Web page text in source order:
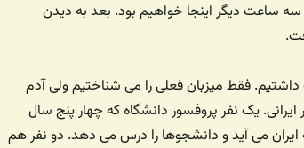
ساعت دیگر اینجا خواهیم بود. بعد به دیدن
فقط میزبان فعلی را می شناختیم ولی آدم
یک نفر پروفسور دانشگاه که چهار پنج سال
ایران می آید و دانشجوها را درس می دهد. دو نفر هم